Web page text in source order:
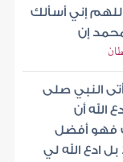
إني أسألك
محمد إن
النبي صلى
الله أن
فهو أفضل
ادع الله لي